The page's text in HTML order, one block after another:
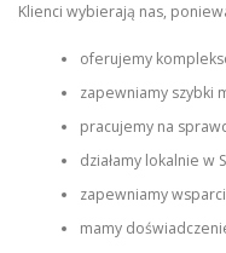
Klienci wybierają nas,
oferujemy
zapewniamy szybki
pracujemy na
działamy lokalnie w
zapewniamy
mamy